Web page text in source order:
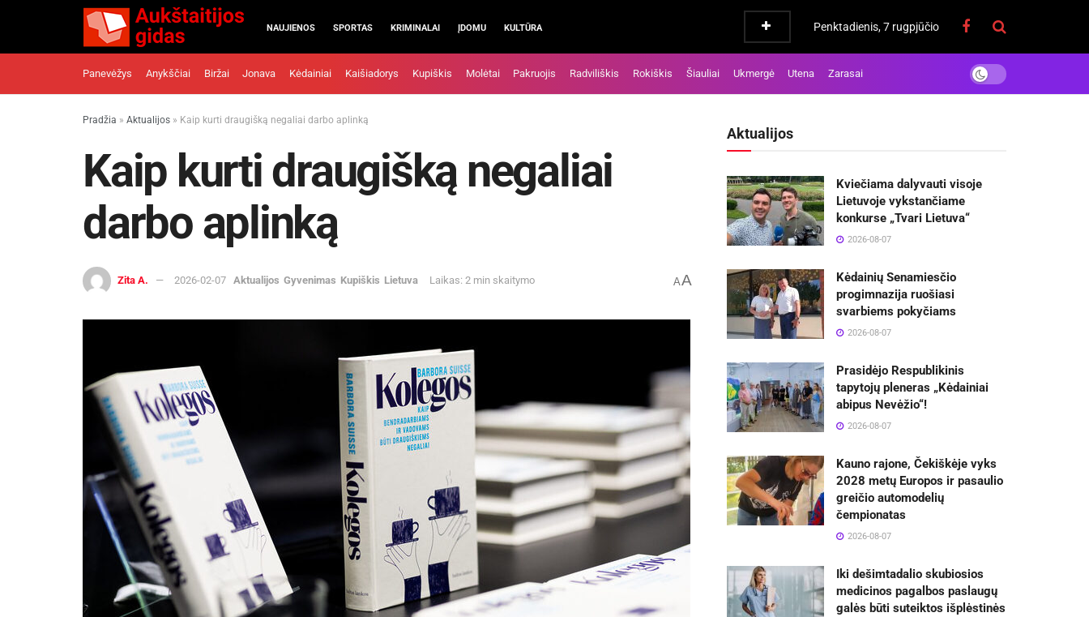
NAUJIENOS SPORTAS KRIMINALAI ĮDOMU KULTŪRA Penktadienis, 7 rugpjūčio
Panevėžys Anykščiai Biržai Jonava Kėdainiai Kaišiadorys Kupiškis Molėtai Pakruojis Radviliškis Rokiškis Šiauliai Ukmergė Utena Zarasai
Pradžia » Aktualijos » Kaip kurti draugišką negaliai darbo aplinką
Kaip kurti draugišką negaliai
darbo aplinką
Zita A. 2026-02-07 Aktualijos Gyvenimas Kupiškis Lietuva Laikas: 2 min skaitymo AA
Aktualijos
Kviečiama dalyvauti visoje
Lietuvoje vykstančiame
konkurse „Tvari Lietuva“
2026-08-07
Kėdainių Senamiesčio
progimnazija ruošiasi
svarbiems pokyčiams
2026-08-07
Prasidėjo Respublikinis
tapytojų pleneras „Kėdainiai
abipus Nevėžio“!
2026-08-07
Kauno rajone, Čekiškėje vyks
2028 metų Europos ir pasaulio
greičio automodelių
čempionatas
2026-08-07
Iki dešimtadalio skubiosios
medicinos pagalbos paslaugų
galės būti suteiktos išplėstinės